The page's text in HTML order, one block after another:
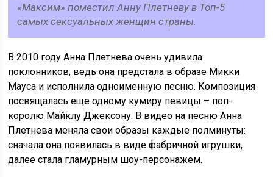
«Максим» поместил Анну Плетневу в Топ-5
самых сексуальных женщин страны.
В 2010 году Анна Плетнева очень удивила
поклонников, ведь она предстала в образе Микки
Мауса и исполнила одноименную песню. Композиция
посвящалась еще одному кумиру певицы – поп-
королю Майклу Джексону. В видео на песню Анна
Плетнева меняла свои образы каждые полминуты:
сначала она появилась в виде фабричной игрушки,
далее стала гламурным шоу-персонажем.